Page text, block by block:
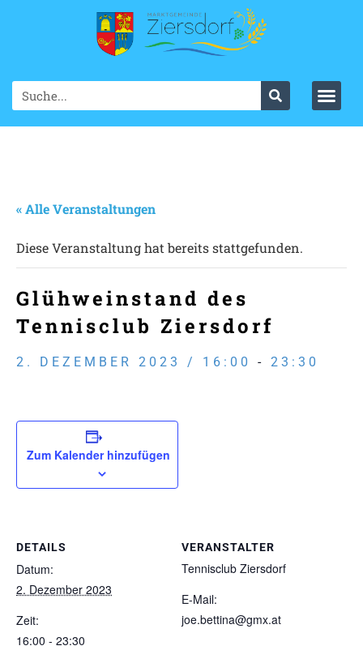
« Alle Veranstaltungen
Diese Veranstaltung hat bereits stattgefunden.
Glühweinstand des
Tennisclub Ziersdorf
2. DEZEMBER 2023 / 16:00 - 23:30
Zum Kalender hinzufügen
DETAILS
Datum:
2. Dezember 2023
Zeit:
16:00 - 23:30
VERANSTALTER
Tennisclub Ziersdorf
E-Mail:
joe.bettina@gmx.at